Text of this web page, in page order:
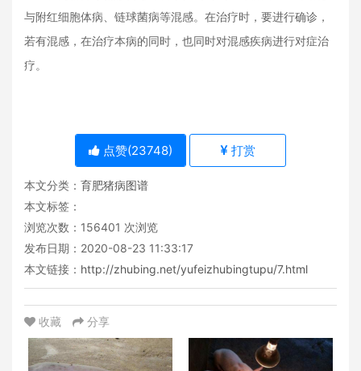
与附红细胞体病、链球菌病等混感。在治疗时，要进行确诊，
若有混感，在治疗本病的同时，也同时对混感疾病进行对症治
疗。
点赞(23748) 打赏
本文分类： 育肥猪病图谱
本文标签：
浏览次数： 156401 次浏览
发布日期：2020-08-23 11:33:17
本文链接： http://zhubing.net/yufeizhubingtupu/7.html
收藏 分享